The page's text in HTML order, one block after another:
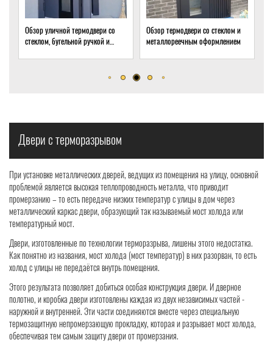
Обзор уличной термодвери со
стеклом, бугельной ручкой и
Обзор термодвери со стеклом и
металлореечным оформлением
Двери с терморазрывом
При установке металлических дверей, ведущих из помещения на улицу, основной
проблемой является высокая теплопроводность металла, что приводит
промерзанию – то есть передаче низких температур с улицы в дом через
металлический каркас двери, образующий так называемый мост холода или
температурный мост.
Двери, изготовленные по технологии терморазрыва, лишены этого недостатка.
Как понятно из названия, мост холода (мост температур) в них разорван, то есть
холод с улицы не передаётся внутрь помещения.
Этого результата позволяет добиться особая конструкция двери. И дверное
полотно, и коробка двери изготовлены каждая из двух независимых частей -
наружной и внутренней. Эти части соединяются вместе через специальную
термозащитную непромерзающую прокладку, которая и разрывает мост холода,
обеспечивая тем самым защиту двери от промерзания.